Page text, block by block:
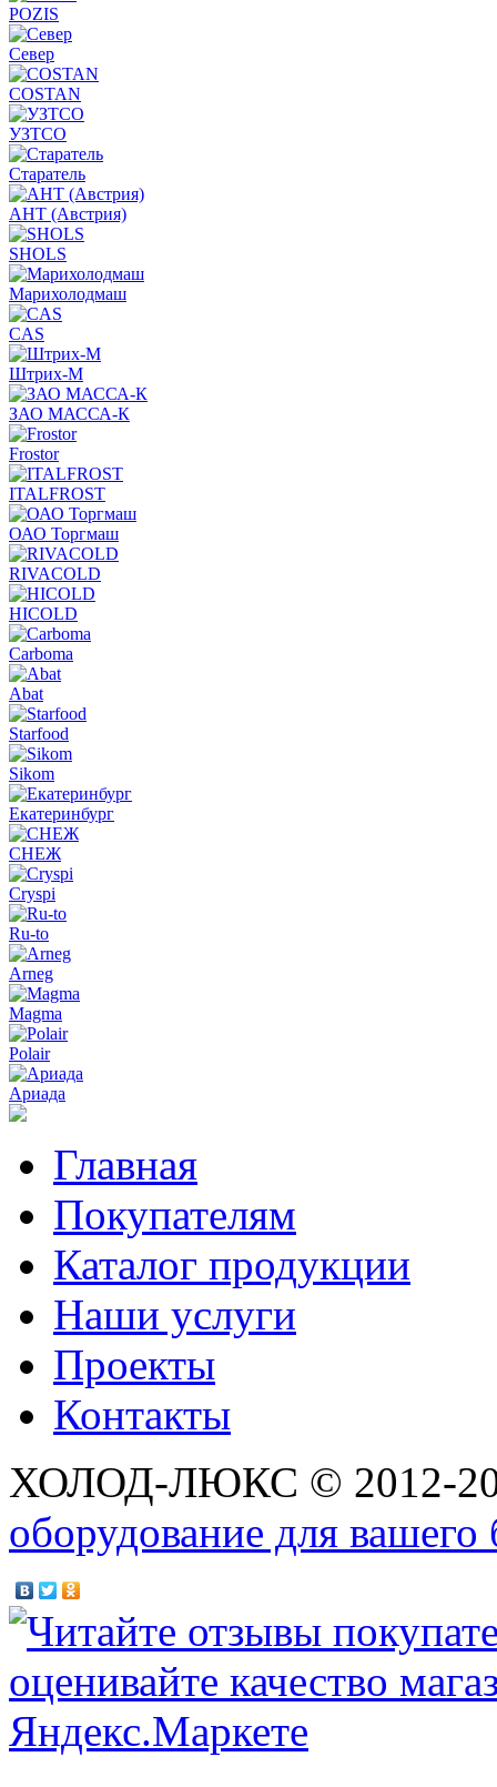
POZIS
Север
COSTAN
УЗТСО
Старатель
АНТ (Австрия)
SHOLS
Марихолодмаш
CAS
Штрих-М
ЗАО МАССА-К
Frostor
ITALFROST
ОАО Торгмаш
RIVACOLD
HICOLD
Carboma
Abat
Starfood
Sikom
Екатеринбург
СНЕЖ
Cryspi
Ru-to
Arneg
Magma
Polair
Ариада
Главная
Покупателям
Каталог продукции
Наши услуги
Проекты
Контакты
ХОЛОД-ЛЮКС © 2012-
оборудование для вашего